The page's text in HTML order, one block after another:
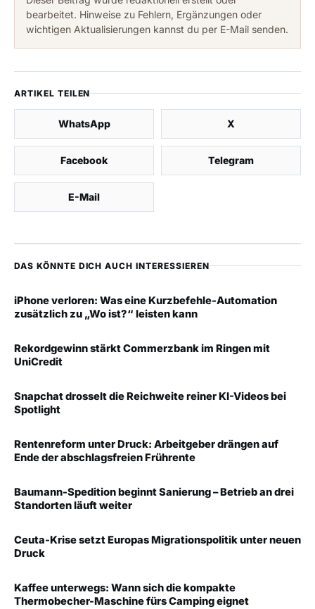
bearbeitet. Hinweise zu Fehlern, Ergänzungen oder
wichtigen Aktualisierungen kannst du per E-Mail senden.
ARTIKEL TEILEN
WhatsApp X
Facebook Telegram
E-Mail
DAS KÖNNTE DICH AUCH INTERESSIEREN
iPhone verloren: Was eine Kurzbefehle-Automation
zusätzlich zu „Wo ist?“ leisten kann
Rekordgewinn stärkt Commerzbank im Ringen mit
UniCredit
Snapchat drosselt die Reichweite reiner KI-Videos bei
Spotlight
Rentenreform unter Druck: Arbeitgeber drängen auf
Ende der abschlagsfreien Frührente
Baumann-Spedition beginnt Sanierung – Betrieb an drei
Standorten läuft weiter
Ceuta-Krise setzt Europas Migrationspolitik unter neuen
Druck
Kaffee unterwegs: Wann sich die kompakte
Thermobecher-Maschine fürs Camping eignet